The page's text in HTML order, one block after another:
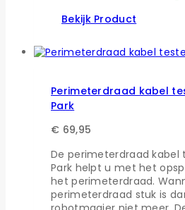
Bekijk Product
Perimeterdraad kabel
Park
€ 69,95
De perimeterdraad kabel
Park helpt u met het
het perimeterdraad.
perimeterdraad stuk is